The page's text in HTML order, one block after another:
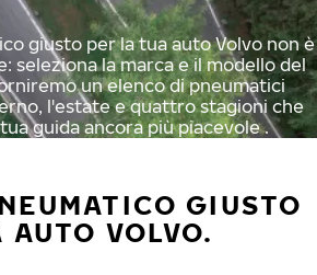
giusto per la tua auto Volvo non è
seleziona la marca e il modello del
un elenco di pneumatici
l'estate e quattro stagioni che
guida ancora più piacevole .
GIUSTO
VOLVO.